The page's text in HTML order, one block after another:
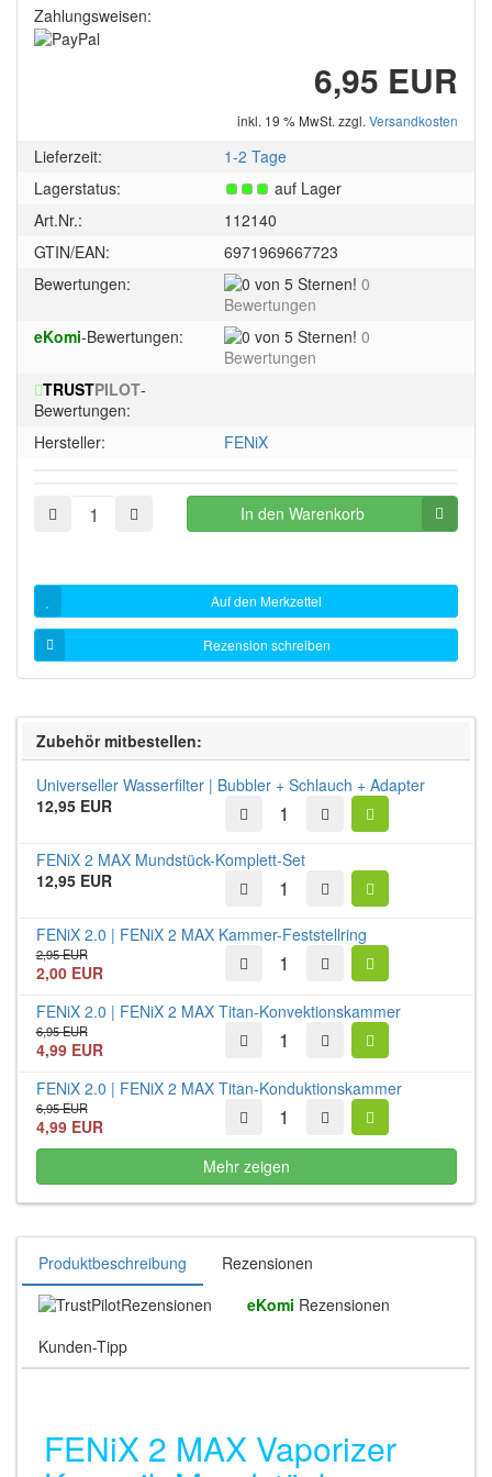
Zahlungsweisen:
6,95 EUR
inkl. 19 % MwSt. zzgl. Versandkosten
Lieferzeit:
1-2 Tage
Lagerstatus:
auf Lager
Art.Nr.:
112140
GTIN/EAN:
6971969667723
Bewertungen:
0
Sternen!
0
Bewertungen
eKomi-Bewertungen:
00
Bewertungen
TRUSTPILOT-
Bewertungen:
Hersteller:
FENiX
In den Warenkorb
Auf den Merkzettel
Rezension schreiben
Zubehör mitbestellen:
Universeller Wasserfilter | Bubbler + Schlauch + Adapter
12,95 EUR
FENiX 2 MAX Mundstück-Komplett-Set
12,95 EUR
FENiX 2.0 | FENiX 2 MAX Kammer-Feststellring
2,95 EUR
2,00 EUR
FENiX 2.0 | FENiX 2 MAX Titan-Konvektionskammer
6,95 EUR
4,99 EUR
FENiX 2.0 | FENiX 2 MAX Titan-Konduktionskammer
6,95 EUR
4,99 EUR
Mehr zeigen
Produktbeschreibung
Rezensionen
Rezensionen
eKomi Rezensionen
Kunden-Tipp
FENiX 2 MAX Vaporizer